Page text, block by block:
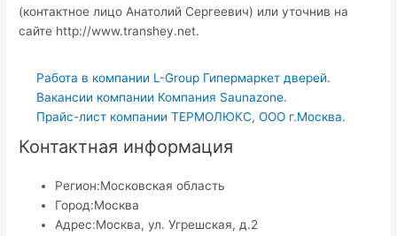
(контактное лицо Анатолий Сергеевич) или уточнив на
сайте http://www.transhey.net.
Работа в компании L-Group Гипермаркет дверей.
Вакансии компании Компания Saunazone.
Прайс-лист компании ТЕРМОЛЮКС, ООО г.Москва.
Контактная информация
Регион:Московская область
Город:Москва
Адрес:Москва, ул. Угрешская, д.2